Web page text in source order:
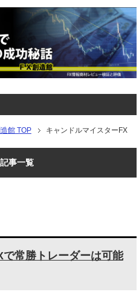
館 TOP キャンドルマイスターFX
事一覧
常勝トレーダーは可能